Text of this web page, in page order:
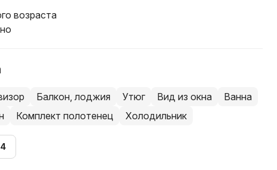
возраста
Балкон, лоджия Утюг Вид из окна
Ванна
Комплект полотенец Холодильник